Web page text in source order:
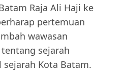
Raja Ali Haji ke
pertemuan
wawasan
sejarah
Kota Batam.